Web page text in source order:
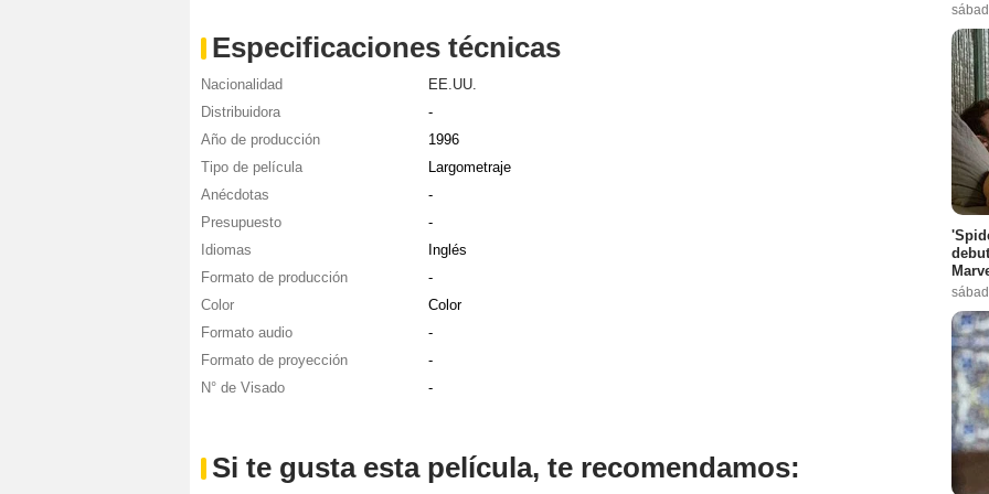
Especificaciones técnicas
Nacionalidad
EE.UU.
Distribuidora
-
Año de producción
1996
Tipo de película
Largometraje
Anécdotas
-
Presupuesto
-
Idiomas
Inglés
Formato de producción
-
Color
Color
Formato audio
-
Formato de proyección
-
N° de Visado
-
Si te gusta esta película, te recomendamos: